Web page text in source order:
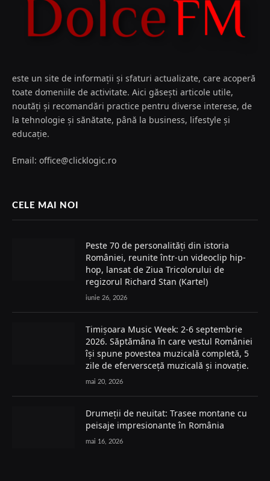
este un site de informații și sfaturi actualizate, care acoperă
toate domeniile de activitate. Aici găsești articole utile,
noutăți și recomandări practice pentru diverse interese, de
la tehnologie și sănătate, până la business, lifestyle și
educație.
Email: office@clicklogic.ro
CELE MAI NOI
Peste 70 de personalități din istoria
României, reunite într-un videoclip hip-
hop, lansat de Ziua Tricolorului de
regizorul Richard Stan (Kartel)
iunie 26, 2026
Timișoara Music Week: 2-6 septembrie
2026. Săptămâna în care vestul României
își spune povestea muzicală completă, 5
zile de eferversceță muzicală și inovație.
mai 20, 2026
Drumeții de neuitat: Trasee montane cu
peisaje impresionante în România
mai 16, 2026